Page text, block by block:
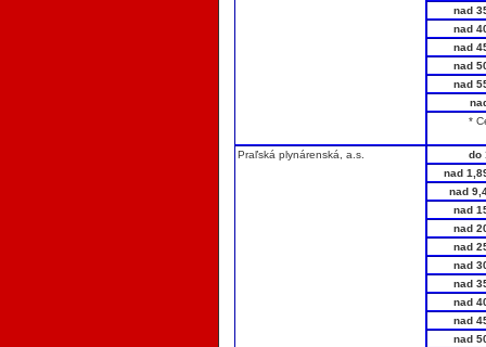
nad
nad
nad
nad
nad
*
Praľská plynárenská, a.s.
do
nad
nad
nad
nad
nad
nad
nad
nad
nad
nad